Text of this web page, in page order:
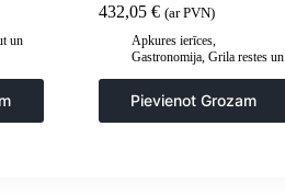
un
mbarā
432,05 € (ar PVN)
Apkures ierīces,
Gastronomija, Grila restes un
Pievienot Grozam